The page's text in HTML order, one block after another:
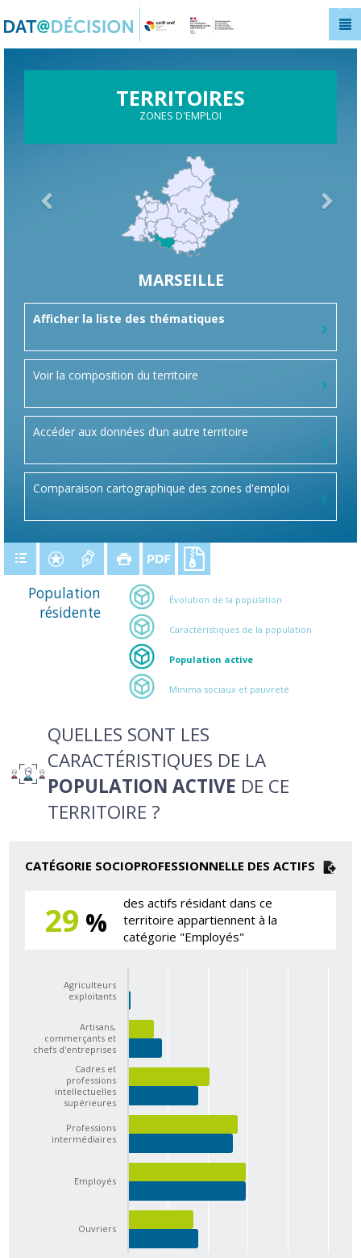
TERRITOIRES
ZONES D'EMPLOI
MARSEILLE
Afficher la liste des thématiques
Voir la composition du territoire
Accéder aux données d’un autre territoire
Comparaison cartographique des zones d'emploi
Population
résidente
Évolution de la population
Caractéristiques de la population
Population active
Minima sociaux et pauvreté
QUELLES SONT LES
CARACTÉRISTIQUES DE LA
POPULATION ACTIVE DE CE
TERRITOIRE ?
CATÉGORIE SOCIOPROFESSIONNELLE DES ACTIFS
29 %
des actifs résidant dans ce
territoire appartiennent à la
catégorie "Employés"
Agriculteurs
exploitants
Artisans,
commerçants et
chefs d'entreprises
Cadres et
professions
intellectuelles
supérieures
Professions
intermédiaires
Employés
Ouvriers
Panneau de gestion des cookies